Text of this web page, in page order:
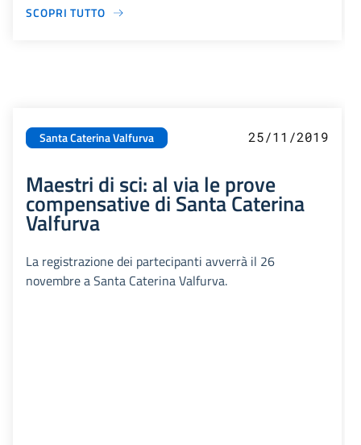
SCOPRI TUTTO
Santa Caterina Valfurva 25/11/2019
Maestri di sci: al via le prove
compensative di Santa Caterina
Valfurva
La registrazione dei partecipanti avverrà il 26
novembre a Santa Caterina Valfurva.